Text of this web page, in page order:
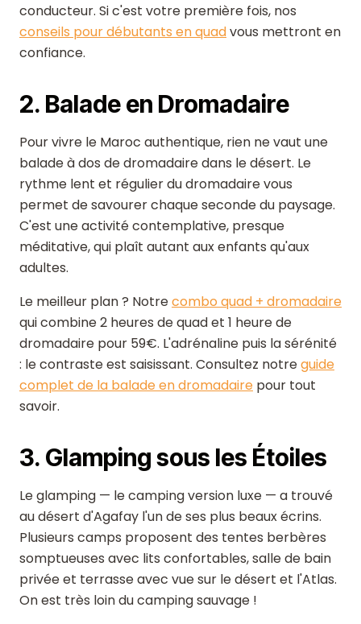
conducteur. Si c'est votre première fois, nos
conseils pour débutants en quadvous mettront en
confiance.
2. Balade en Dromadaire
Pour vivre le Maroc authentique, rien ne vaut une
balade à dos de dromadaire dans le désert. Le
rythme lent et régulier du dromadaire vous
permet de savourer chaque seconde du paysage.
C'est une activité contemplative, presque
méditative, qui plaît autant aux enfants qu'aux
adultes.
Le meilleur plan ? Notrecombo quad + dromadaire
qui combine 2 heures de quad et 1 heure de
dromadaire pour 59€. L'adrénaline puis la sérénité
: le contraste est saisissant. Consultez notreguide
complet de la balade en dromadaire pour tout
savoir.
3. Glamping sous les Étoiles
Le glamping — le camping version luxe — a trouvé
au désert d'Agafay l'un de ses plus beaux écrins.
Plusieurs camps proposent des tentes berbères
somptueuses avec lits confortables, salle de bain
privée et terrasse avec vue sur le désert et l'Atlas.
On est très loin du camping sauvage !